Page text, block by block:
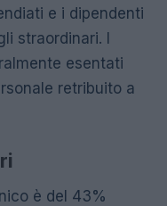
e i dipendenti
straordinari. I
esentati
retribuito a
è del 43%